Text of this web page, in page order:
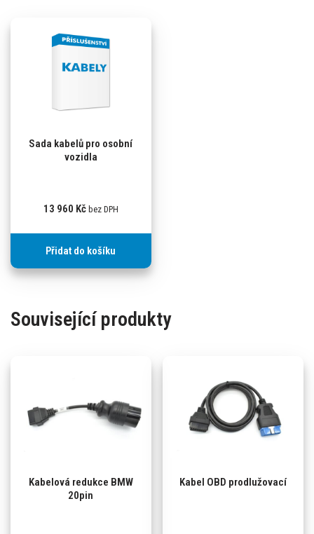
Sada kabelů pro osobní
vozidla
13 960 Kč bez DPH
Přidat do košíku
Související produkty
Kabelová redukce BMW
20pin
Kabel OBD prodlužovací